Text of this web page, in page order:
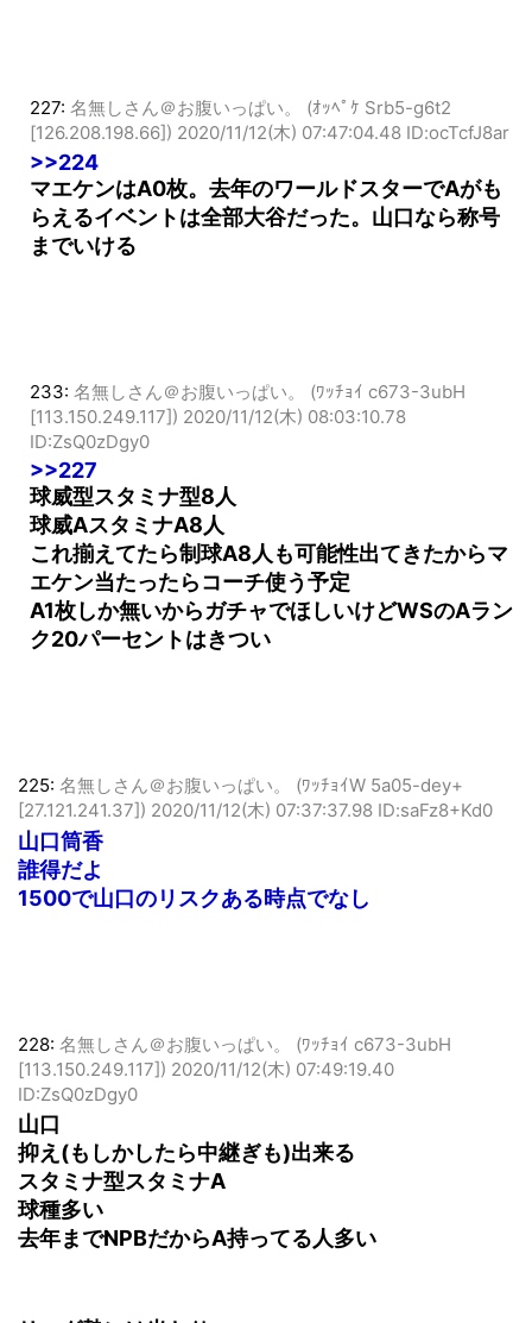
227: 名無しさん＠お腹いっぱい。 (ｵｯﾍﾟｹ Srb5-g6t2
[126.208.198.66]) 2020/11/12(木) 07:47:04.48 ID:ocTcfJ8ar
>>224
マエケンはA0枚。去年のワールドスターでAがも
らえるイベントは全部大谷だった。山口なら称号
までいける
233: 名無しさん＠お腹いっぱい。 (ﾜｯﾁｮｲ c673-3ubH
[113.150.249.117]) 2020/11/12(木) 08:03:10.78
ID:ZsQ0zDgy0
>>227
球威型スタミナ型8人
球威AスタミナA8人
これ揃えてたら制球A8人も可能性出てきたからマ
エケン当たったらコーチ使う予定
A1枚しか無いからガチャでほしいけどWSのAラン
ク20パーセントはきつい
225: 名無しさん＠お腹いっぱい。 (ﾜｯﾁｮｲW 5a05-dey+
[27.121.241.37]) 2020/11/12(木) 07:37:37.98 ID:saFz8+Kd0
山口筒香
誰得だよ
1500で山口のリスクある時点でなし
228: 名無しさん＠お腹いっぱい。 (ﾜｯﾁｮｲ c673-3ubH
[113.150.249.117]) 2020/11/12(木) 07:49:19.40
ID:ZsQ0zDgy0
山口
抑え(もしかしたら中継ぎも)出来る
スタミナ型スタミナA
球種多い
去年までNPBだからA持ってる人多い